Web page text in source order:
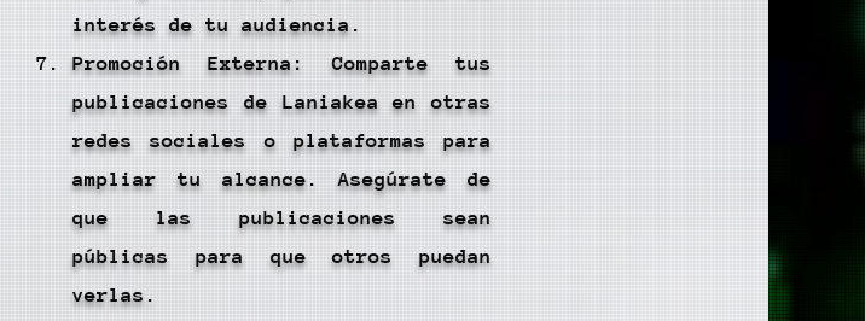
interés de tu audiencia.
Promoción Externa: Comparte tus
publicaciones de Laniakea en otras
redes sociales o plataformas para
ampliar tu alcance. Asegúrate de
que las publicaciones sean
públicas para que otros puedan
verlas.